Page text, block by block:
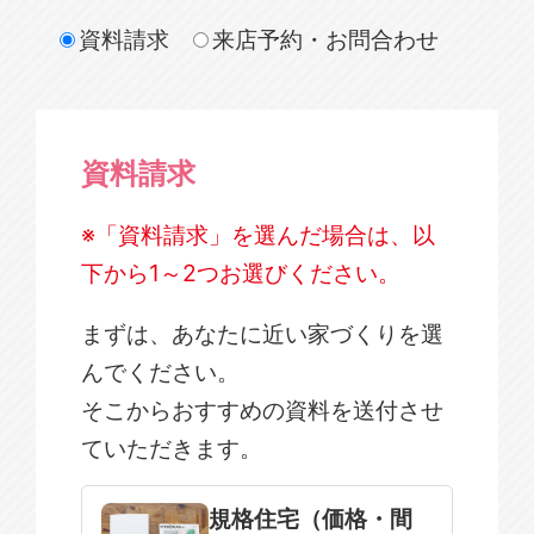
資料請求
来店予約・お問合わせ
資料請求
※「資料請求」を選んだ場合は、以
下から1～2つお選びください。
まずは、あなたに近い家づくりを選
んでください。
そこからおすすめの資料を送付させ
ていただきます。
規格住宅
注文住宅
規格住宅（価格・間